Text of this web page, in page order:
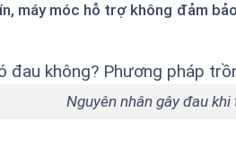
máy móc hỗ trợ không đảm
Nguyên nhân gây đau